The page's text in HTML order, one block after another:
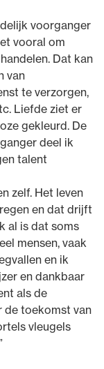
voorganger
vooral om
Dat kan
van
te verzorgen,
Liefde ziet er
gekleurd. De
deel ik
talent
zelf. Het leven
en dat drijft
al is dat soms
mensen, vaak
en ik
en dankbaar
als de
de toekomst van
vleugels